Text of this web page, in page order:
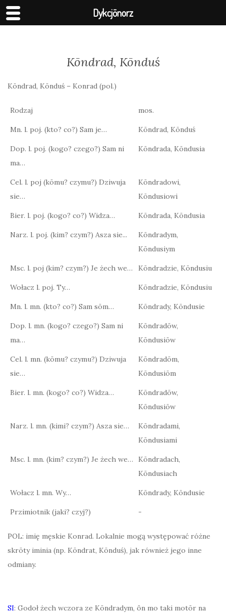
Kōndrad, Kōnduś
Kōndrad, Kōnduś – Konrad (pol.)
Rodzaj mos.
Mn. l. poj. (kto? co?) Sam je… Kōndrad, Kōnduś
Dop. l. poj. (kogo? czego?) Sam ni
ma…
Kōndrada, Kōndusia
Cel. l. poj (kōmu? czymu?) Dziwuja
sie…
Kōndradowi,
Kōndusiowi
Bier. l. poj. (kogo? co?) Widza… Kōndrada, Kōndusia
Narz. l. poj. (kim? czym?) Asza sie...
Kōndradym,
Kōndusiym
Msc. l. poj (kim? czym?) Je żech we… Kōndradzie, Kōndusiu
Wołacz l. poj. Ty… Kōndradzie, Kōndusiu
Mn. l. mn. (kto? co?) Sam sōm… Kōndrady, Kōndusie
Dop. l. mn. (kogo? czego?) Sam ni
ma…
Kōndradōw,
Kōndusiōw
Cel. l. mn. (kōmu? czymu?) Dziwuja
sie…
Kōndradōm,
Kōndusiōm
Bier. l. mn. (kogo? co?) Widza…
Kōndradōw,
Kōndusiōw
Narz. l. mn. (kimi? czym?) Asza sie…
Kōndradami,
Kōndusiami
Msc. l. mn. (kim? czym?) Je żech we…
Kōndradach,
Kōndusiach
Wołacz l. mn. Wy… Kōndrady, Kōndusie
Przimiotnik (jaki? czyj?) -
POL: imię męskie Konrad. Lokalnie mogą występować różne
skrōty iminia (np. Kōndrat, Kōnduś), jak również jego inne
odmiany.
SI: Godoł żech wczora ze Kōndradym, ôn mo taki motōr na
Dykcjōnorz